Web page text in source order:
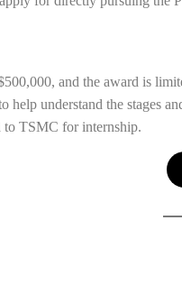
and the award is
help understand the stages
to TSMC for internship.